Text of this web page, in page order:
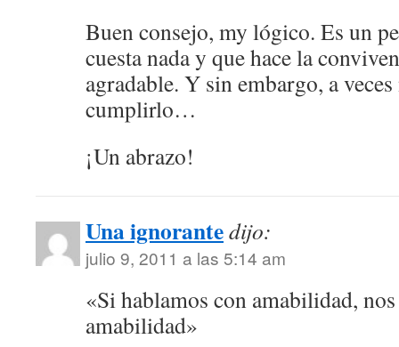
Buen consejo, my lógico. Es un
cuesta nada y que hace la
agradable. Y sin embargo, a
cumplirlo…
¡Un abrazo!
Una ignorantedijo:
julio 9, 2011 a las 5:14 am
«Si hablamos con amabilidad,
amabilidad»